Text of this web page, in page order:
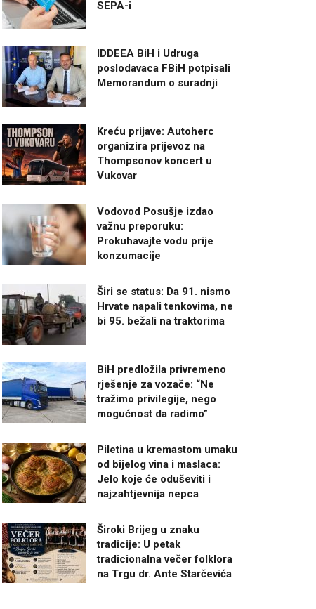
SEPA-i
IDDEEA BiH i Udruga
poslodavaca FBiH potpisali
Memorandum o suradnji
Kreću prijave: Autoherc
organizira prijevoz na
Thompsonov koncert u
Vukovar
Vodovod Posušje izdao
važnu preporuku:
Prokuhavajte vodu prije
konzumacije
Širi se status: Da 91. nismo
Hrvate napali tenkovima, ne
bi 95. bežali na traktorima
BiH predložila privremeno
rješenje za vozače: “Ne
tražimo privilegije, nego
mogućnost da radimo”
Piletina u kremastom umaku
od bijelog vina i maslaca:
Jelo koje će oduševiti i
najzahtjevnija nepca
Široki Brijeg u znaku
tradicije: U petak
tradicionalna večer folklora
na Trgu dr. Ante Starčevića